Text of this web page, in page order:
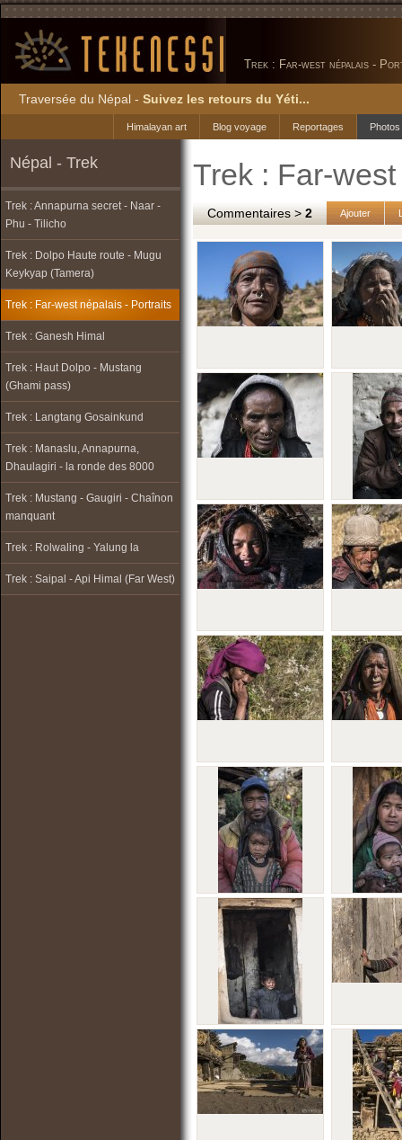
Trek : Far-west népalais -
Traversée du Népal - Suivez les retours du Yéti...
Photos
Reportages
Blog voyage
Himalayan art
Népal - Trek
Trek : Annapurna secret - Naar -
Phu - Tilicho
Trek : Dolpo Haute route - Mugu
Keykyap (Tamera)
Trek : Far-west népalais - Portraits
Trek : Ganesh Himal
Trek : Haut Dolpo - Mustang
(Ghami pass)
Trek : Langtang Gosainkund
Trek : Manaslu, Annapurna,
Dhaulagiri - la ronde des 8000
Trek : Mustang - Gaugiri - Chaînon
manquant
Trek : Rolwaling - Yalung la
Trek : Saipal - Api Himal (Far West)
Trek : Far-
Commentaires >2 Ajouter